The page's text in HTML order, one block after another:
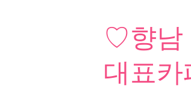
♡향남
대표카